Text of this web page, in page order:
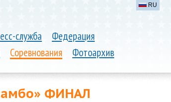
служба
Федерация
Соревнования Фотоархив
RU
ФИНАЛ